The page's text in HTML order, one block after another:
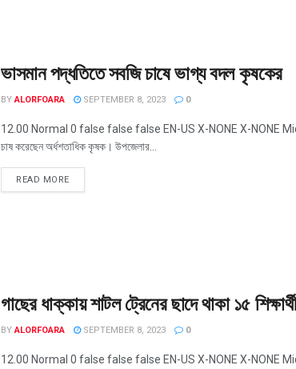
ভাসমান পদ্ধতিতে সবজি চাষে ভাগ্য বদল কৃষকের
BY ALORFOARA SEPTEMBER 8, 2023 0
12.00 Normal 0 false false false EN-US X-NONE X-NONE
চাষ করেছেন অর্ধশতাধিক কৃষক। উপজেলার...
READ MORE
গাছের ধাক্কায় শাটল ট্রেনের ছাদে থাকা ১৫
BY ALORFOARA SEPTEMBER 8, 2023 0
12.00 Normal 0 false false false EN-US X-NONE X-NONE